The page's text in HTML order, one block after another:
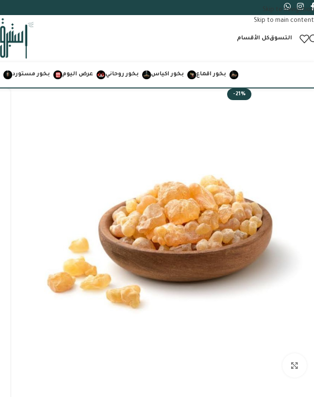
Skip to navigation
Skip to main content
التسوقكل الأقسام
بخور اقماع بخور اكياس بخور روحاني عرض اليوم بخور مستورد
-21%